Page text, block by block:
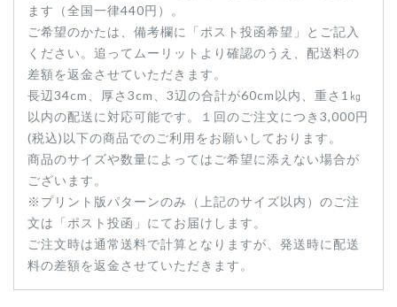
ます（全国一律440円）。
ご希望のかたは、備考欄に「ポスト投函希望」とご記入
ください。追ってムーリットより確認のうえ、配送料の
差額を返金させていただきます。
長辺34cm、厚さ3cm、3辺の合計が60cm以内、重さ1㎏
以内の配送に対応可能です。１回のご注文につき3,000円
(税込)以下の商品でのご利用をお願いしております。
商品のサイズや数量によってはご希望に添えない場合が
ございます。
※プリント版パターンのみ（上記のサイズ以内）のご注
文は「ポスト投函」にてお届けします。
ご注文時は通常送料で計算となりますが、発送時に配送
料の差額を返金させていただきます。